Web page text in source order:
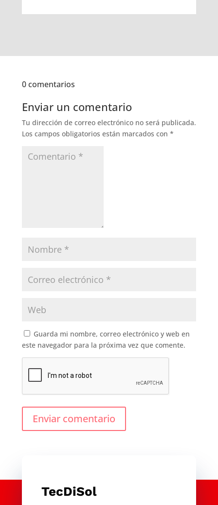
0 comentarios
Enviar un comentario
Tu dirección de correo electrónico no será publicada.
Los campos obligatorios están marcados con *
Guarda mi nombre, correo electrónico y web en
este navegador para la próxima vez que comente.
Enviar comentario
TecDiSol